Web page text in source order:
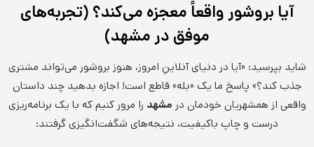
آیا بروشور واقعاً معجزه می‌کند؟ (تجربه‌های
موفق در مشهد)
شاید بپرسید: «آیا در دنیای آنلاینِ امروز، هنوز بروشور می‌تواند مشتری
جذب کند؟» پاسخ ما یک «بله» قاطع است! اجازه بدهید چند داستان
واقعی از همشهریان خودمان در مشهد را مرور کنیم که با یک برنامه‌ریزی
درست و چاپ باکیفیت، نتیجه‌های شگفت‌انگیزی گرفتند: